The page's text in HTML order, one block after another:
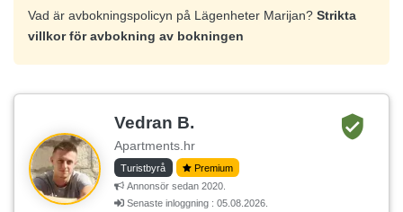
Vad är avbokningspolicyn på Lägenheter Marijan? Strikta
villkor för avbokning av bokningen
Vedran B.
Apartments.hr
Turistbyrå
Premium
Annonsör sedan 2020.
Senaste inloggning : 05.08.2026.